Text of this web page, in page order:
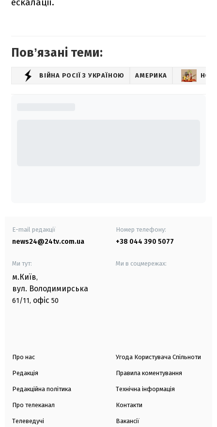
Повʼязані теми:
ВІЙНА РОСІЇ З УКРАЇНОЮ АМЕРИКА
E-mail редакції
news24@24tv.com.ua
Номер телефону:
+38 044 390 5077
Ми тут:
м.Київ,
вул. Володимирська
61/11, офіс 50
Ми в соцмережах:
Про нас
Редакція
Редакційна політика
Про телеканал
Телеведучі
Угода Користувача Спільноти
Правила коментування
Технічна інформація
Контакти
Вакансії